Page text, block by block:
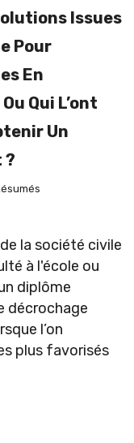
Issues
Pour
En
Qui L’ont
Un
?
la société civile
à l'école ou
diplôme
décrochage
l’on
plus favorisés